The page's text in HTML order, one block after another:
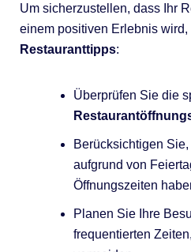
Um sicherzustellen, dass Ihr
einem positiven Erlebnis
Restauranttipps:
Überprüfen Sie die
Berücksichtigen
aufgrund von
Öffnungszeiten
Planen Sie Ihre
frequentierten